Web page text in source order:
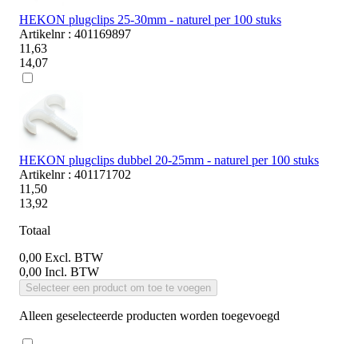
HEKON plugclips 25-30mm - naturel per 100 stuks
Artikelnr : 401169897
11,63
14,07
HEKON plugclips dubbel 20-25mm - naturel per 100 stuks
Artikelnr : 401171702
11,50
13,92
Totaal
0,00 Excl. BTW
0,00 Incl. BTW
Selecteer een product om toe te voegen
Alleen geselecteerde producten worden toegevoegd